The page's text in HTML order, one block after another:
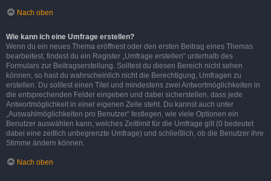
Nach oben
Wie kann ich eine Umfrage erstellen?
Wenn du ein neues Thema eröffnest oder den ersten Beitrag eines Themas
bearbeitest, findest du ein Register „Umfrage erstellen“ unterhalb des
Formulars zur Beitragserstellung. Solltest du diesen Bereich nicht sehen
können, so hast du wahrscheinlich nicht die Berechtigung, Umfragen zu
erstellen. Du solltest einen Titel und mindestens zwei Antwortmöglichkeiten in
die entsprechenden Felder eingeben und dabei sicherstellen, dass jede
Antwortmöglichkeit in einer eigenen Zeile steht. Du kannst auch unter
„Auswahlmöglichkeiten pro Benutzer“ festlegen, wie viele Optionen ein
Benutzer auswählen kann, welches Zeitlimit für die Umfrage gilt (0 bedeutet
dabei eine zeitlich unbegrenzte Umfrage) und schließlich, ob die Benutzer ihre
Stimme ändern können.
Nach oben